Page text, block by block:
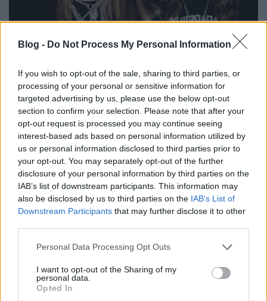
Blog - Do Not Process My Personal Information
If you wish to opt-out of the sale, sharing to third parties, or
processing of your personal or sensitive information for
targeted advertising by us, please use the below opt-out
section to confirm your selection. Please note that after your
opt-out request is processed you may continue seeing
interest-based ads based on personal information utilized by
us or personal information disclosed to third parties prior to
your opt-out. You may separately opt-out of the further
disclosure of your personal information by third parties on the
IAB’s list of downstream participants. This information may
also be disclosed by us to third parties on the IAB’s List of
Downstream Participants that may further disclose it to other
Please note that this website/app uses one or more Google
not limited to your visit or usage behaviour. You may click to
grant or deny consent to Google and its third-party tags to
use your data for below specified purposes in below Google
Personal Data Processing Opt Outs
I want to opt-out of the Sharing of my
personal data.
Opted In
Bloodshed Across The Empyrean Altar Beyond The
Celestial Zenithcímmel augusztus 26-án jelenik meg
azInquisitionhetedik nagylemeze, ahogy arról már